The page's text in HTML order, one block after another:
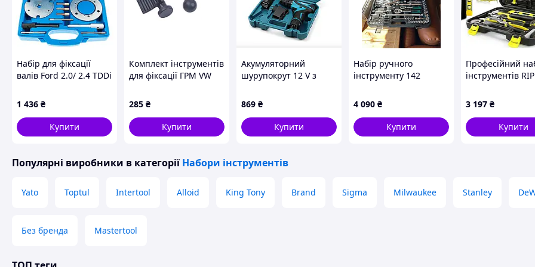
Схожі товари за характеристиками
Набір для фіксації
валів Ford 2.0/ 2.4 TDDi
1 436 ₴
Купити
Комплект інструментів
для фіксації ГРМ VW
QS10315
285 ₴
Купити
Акумуляторний
шурупокрут 12 V з
набір біт і запасний
акумулятор
869 ₴
Купити
Набір ручного
інструменту 142
пластиковому кейсі
для ремонту
автомобіля та дому
4 090 ₴
Купити
Професійний
інструментів
3 197 ₴
Купити
Популярні виробники в категорії Набори інструментів
Yato Toptul Intertool Alloid King Tony Brand Sigma Milwaukee Stanley
Без бренда Mastertool